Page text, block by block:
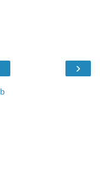
›